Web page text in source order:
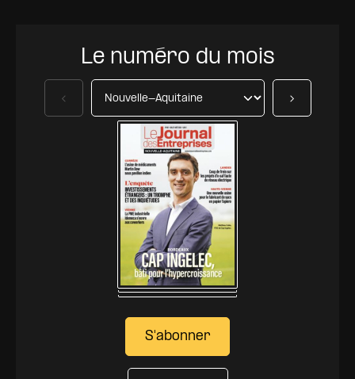
Le numéro du mois
S'abonner
Précédent Suivant